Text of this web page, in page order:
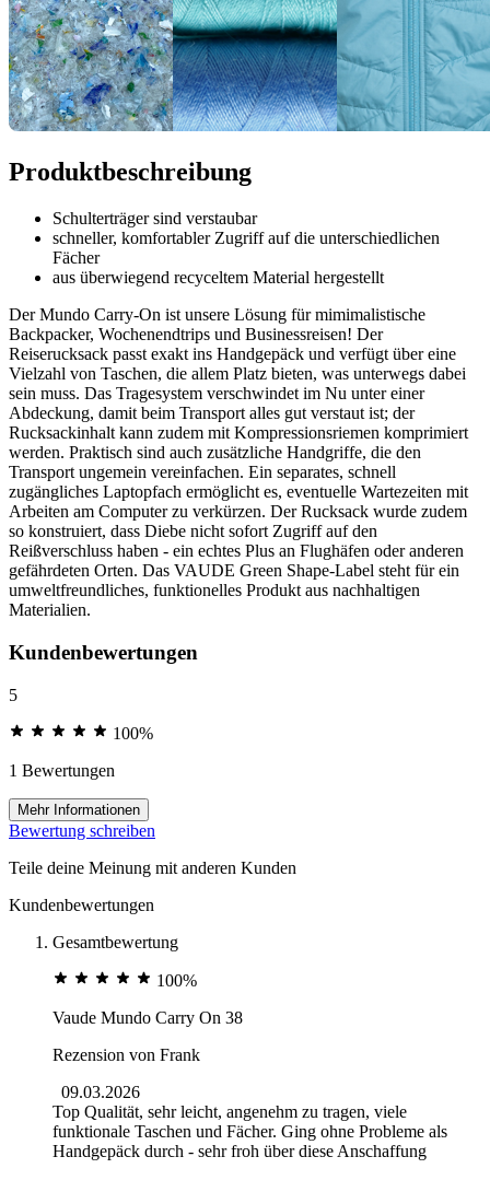
Produktbeschreibung
Schulterträger sind verstaubar
schneller, komfortabler Zugriff auf die unterschiedlichen
Fächer
aus überwiegend recyceltem Material hergestellt
Der Mundo Carry-On ist unsere Lösung für mimimalistische
Backpacker, Wochenendtrips und Businessreisen! Der
Reiserucksack passt exakt ins Handgepäck und verfügt über eine
Vielzahl von Taschen, die allem Platz bieten, was unterwegs dabei
sein muss. Das Tragesystem verschwindet im Nu unter einer
Abdeckung, damit beim Transport alles gut verstaut ist; der
Rucksackinhalt kann zudem mit Kompressionsriemen komprimiert
werden. Praktisch sind auch zusätzliche Handgriffe, die den
Transport ungemein vereinfachen. Ein separates, schnell
zugängliches Laptopfach ermöglicht es, eventuelle Wartezeiten mit
Arbeiten am Computer zu verkürzen. Der Rucksack wurde zudem
so konstruiert, dass Diebe nicht sofort Zugriff auf den
Reißverschluss haben - ein echtes Plus an Flughäfen oder anderen
gefährdeten Orten. Das VAUDE Green Shape-Label steht für ein
umweltfreundliches, funktionelles Produkt aus nachhaltigen
Materialien.
Kundenbewertungen
5
100%
1 Bewertungen
Mehr Informationen
Bewertung schreiben
Teile deine Meinung mit anderen Kunden
Kundenbewertungen
Gesamtbewertung
100%
Vaude Mundo Carry On 38
Rezension von Frank
09.03.2026
Top Qualität, sehr leicht, angenehm zu tragen, viele
funktionale Taschen und Fächer. Ging ohne Probleme als
Handgepäck durch - sehr froh über diese Anschaffung